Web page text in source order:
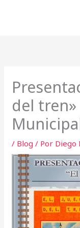
del
/ Blog / Por Diego